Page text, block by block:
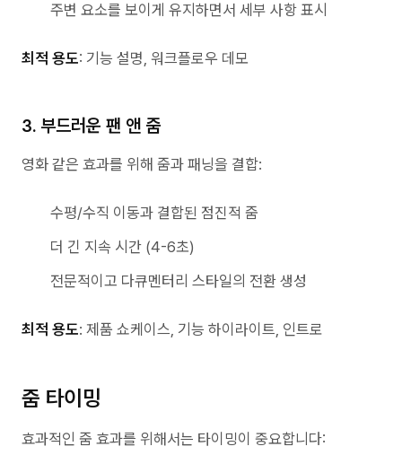
주변 요소를 보이게 유지하면서 세부 사항 표시
최적 용도: 기능 설명, 워크플로우 데모
3. 부드러운 팬 앤 줌
영화 같은 효과를 위해 줌과 패닝을 결합:
수평/수직 이동과 결합된 점진적 줌
더 긴 지속 시간 (4-6초)
전문적이고 다큐멘터리 스타일의 전환 생성
최적 용도: 제품 쇼케이스, 기능 하이라이트, 인트로
줌 타이밍
효과적인 줌 효과를 위해서는 타이밍이 중요합니다: